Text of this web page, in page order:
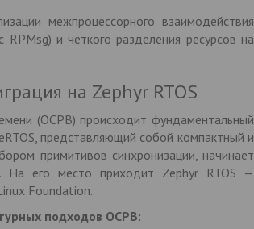
межпроцессорного взаимодействия
и четкого разделения ресурсов на
на Zephyr RTOS
(ОСРВ) происходит фундаментальный
представляющий собой компактный и
примитивов синхронизации, начинает
На его место приходит Zephyr RTOS —
Foundation.
подходов ОСРВ: